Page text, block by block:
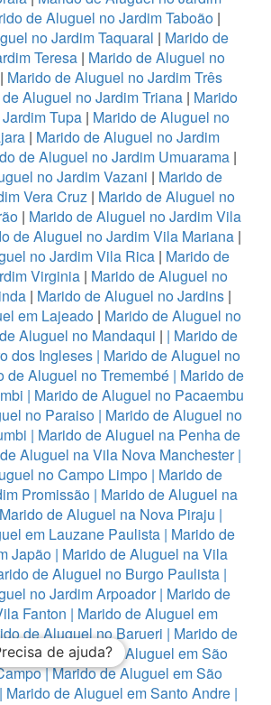
de Aluguel no Jardim Taboão |
no Jardim Taquaral | Marido de
Teresa| Marido de Aluguel no
| Marido de Aluguel no Jardim Três
Aluguel no Jardim Triana | Marido
Tupa| Marido de Aluguel no
| Marido de Aluguel no Jardim
de Aluguel no Jardim Umuarama|
no Jardim Vazani | Marido de
Vera Cruz | Marido de Aluguel no
| Marido de Aluguel no Jardim Vila
de Aluguel no Jardim Vila Mariana|
no Jardim Vila Rica | Marido de
Virginia | Marido de Aluguel no
| Marido de Aluguel no Jardins |
em Lajeado | Marido de Aluguel no
Aluguel no Mandaqui | | Marido de
dos Ingleses | Marido de Aluguel no
de Aluguel no Tremembé | Marido de
| Marido de Aluguel no Pacaembu
no Paraiso| Marido de Aluguel no
| Marido de Aluguel na Penha de
Aluguel na Vila Nova Manchester|
no Campo Limpo| Marido de
Promissão| Marido de Aluguel na
Marido de Aluguel na Nova Piraju |
em Lauzane Paulista| Marido de
Japão| Marido de Aluguel na Vila
de Aluguel no Burgo Paulista |
no Jardim Arpoador| Marido de
Fanton | Marido de Aluguel em
de Aluguel no Barueri | Marido de
|Marido de Aluguel em São
|Marido de Aluguel em São
| Marido de Aluguel em Santo Andre|
de ajuda?